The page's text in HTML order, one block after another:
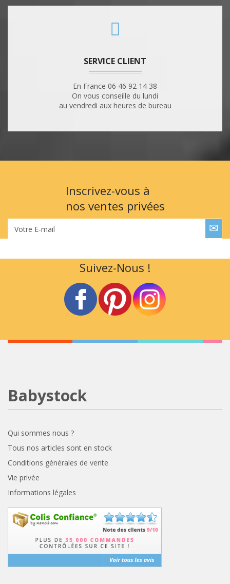
SERVICE CLIENT
En France 06 46 92 14 38
On vous conseille du lundi
au vendredi aux heures de bureau
Inscrivez-vous à
nos ventes privées
Votre E-mail
Suivez-Nous !
Babystock
Qui sommes nous ?
Tous nos articles sont en stock
Conditions générales de vente
Vie privée
Informations légales